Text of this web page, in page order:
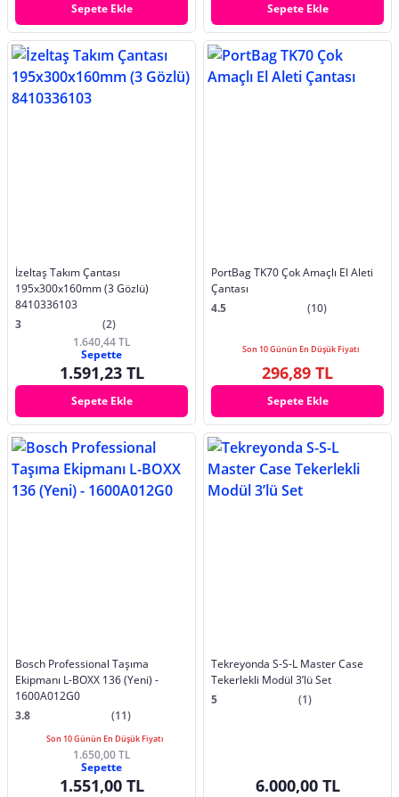
Sepete Ekle Sepete Ekle
İzeltaş Takım Çantası
195x300x160mm (3 Gözlü)
8410336103
3
(2)
1.640,44 TL
Sepette
1.591,23 TL
Sepete Ekle
PortBag TK70 Çok Amaçlı El Aleti
Çantası
4.5
(10)
Son 10 Günün En Düşük Fiyatı
296,89 TL
Sepete Ekle
Bosch Professional Taşıma
Ekipmanı L-BOXX 136 (Yeni) -
1600A012G0
3.8
(11)
Son 10 Günün En Düşük Fiyatı
1.650,00 TL
Sepette
1.551,00 TL
Tekreyonda S-S-L Master Case
Tekerlekli Modül 3’lü Set
5
(1)
6.000,00 TL